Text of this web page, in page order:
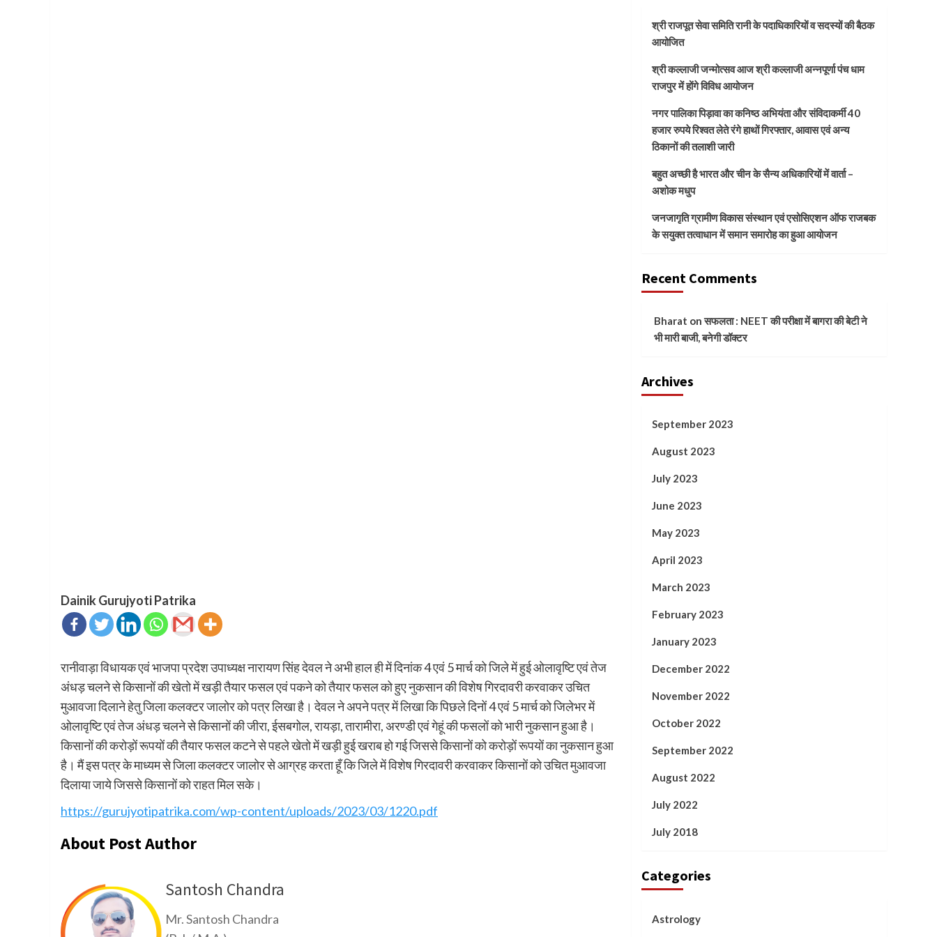
Dainik Gurujyoti Patrika
रानीवाड़ा विधायक एवं भाजपा प्रदेश उपाध्यक्ष नारायण सिंह देवल ने अभी हाल ही में दिनांक 4 एवं 5 मार्च को जिले में हुई ओलावृष्टि एवं तेज
अंधड़ चलने से किसानों की खेतो में खड़ी तैयार फसल एवं पकने को तैयार फसल को हुए नुकसान की विशेष गिरदावरी करवाकर उचित
मुआवजा दिलाने हेतु जिला कलक्टर जालोर को पत्र लिखा है। देवल ने अपने पत्र में लिखा कि पिछले दिनों 4 एवं 5 मार्च को जिलेभर में
ओलावृष्टि एवं तेज अंधड़ चलने से किसानों की जीरा, ईसबगोल, रायड़ा, तारामीरा, अरण्डी एवं गेहूं की फसलों को भारी नुकसान हुआ है।
किसानों की करोड़ों रूपयों की तैयार फसल कटने से पहले खेतो में खड़ी हुई खराब हो गई जिससे किसानों को करोड़ों रूपयों का नुकसान हुआ
है। मैं इस पत्र के माध्यम से जिला कलक्टर जालोर से आग्रह करता हूँ कि जिले में विशेष गिरदावरी करवाकर किसानों को उचित मुआवजा
दिलाया जाये जिससे किसानों को राहत मिल सके।
https://gurujyotipatrika.com/wp-content/uploads/2023/03/1220.pdf
About Post Author
Santosh Chandra
Mr. Santosh Chandra
श्री राजपूत सेवा समिति रानी के पदाधिकारियों व सदस्यों की बैठक
आयोजित
श्री कल्लाजी जन्मोत्सव आज श्री कल्लाजी अन्नपूर्णा पंच धाम
राजपुर में होंगे विविध आयोजन
नगर पालिका पिड़ावा का कनिष्ठ अभियंता और संविदाकर्मी 40
हजार रुपये रिश्वत लेते रंगे हाथों गिरफ्तार, आवास एवं अन्य
ठिकानों की तलाशी जारी
बहुत अच्छी है भारत और चीन के सैन्य अधिकारियों में वार्ता –
अशोक मधुप
जनजागृति ग्रामीण विकास संस्थान एवं एसोसिएशन ऑफ राजबक
के सयुक्त तत्वाधान में समान समारोह का हुआ आयोजन
Recent Comments
Bharat onसफलता : NEET की परीक्षा में बागरा की बेटी ने
भी मारी बाजी, बनेगी डॉक्टर
Archives
September 2023
August 2023
July 2023
June 2023
May 2023
April 2023
March 2023
February 2023
January 2023
December 2022
November 2022
October 2022
September 2022
August 2022
July 2022
July 2018
Categories
Astrology